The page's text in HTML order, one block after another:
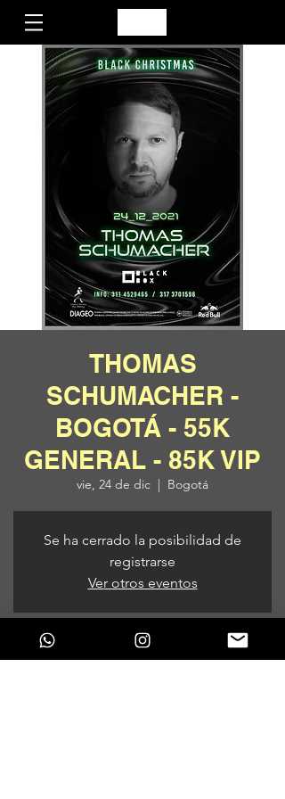
THOMAS
SCHUMACHER -
BOGOTÁ - 55K
GENERAL - 85K VIP
vie, 24 de dic
  |
Bogotá
Se ha cerrado la posibilidad de
registrarse
Ver otros eventos
Horario y ubicación